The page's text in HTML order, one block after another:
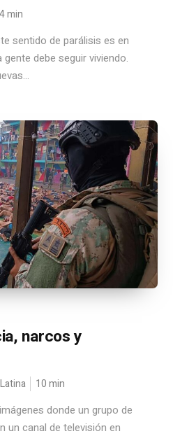
min
sentido de parálisis es en
debe seguir viviendo.
narcos y
10 min
donde un grupo de
un canal de televisión en